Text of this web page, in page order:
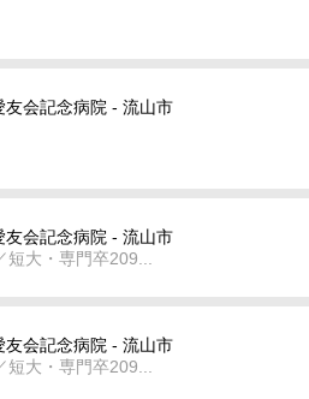
友会記念病院 - 流山市
友会記念病院 - 流山市
大・専門卒209...
友会記念病院 - 流山市
大・専門卒209...